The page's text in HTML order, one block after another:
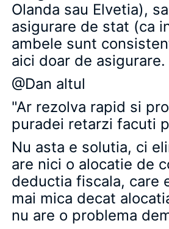
Olanda sau Elvetia),
asigurare de stat (ca
ambele sunt
aici doar de asigurare.
@Dan altul
"Ar rezolva rapid si
puradei retarzi facuti
Nu asta e solutia, ci
are nici o alocatie de
deductia fiscala, care
mai mica decat
nu are o problema